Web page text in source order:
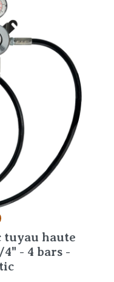
tuyau haute
- 4 bars -